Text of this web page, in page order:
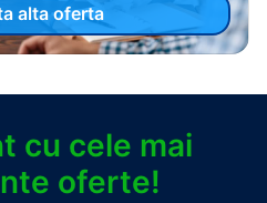
alta oferta
cu cele mai
oferte!